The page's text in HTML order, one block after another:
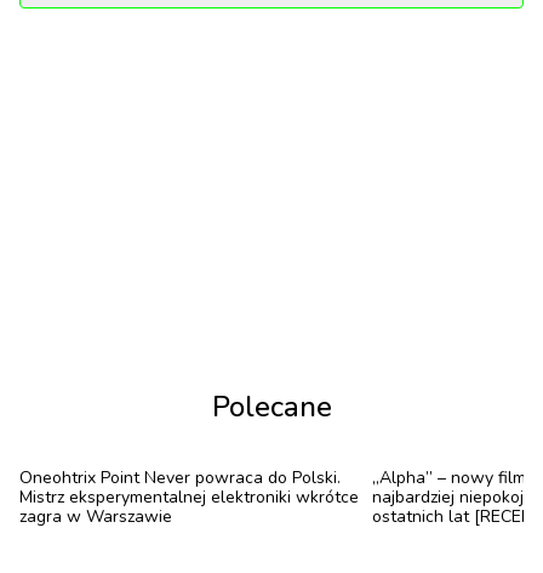
Polecane
Oneohtrix Point Never powraca do Polski.
Mistrz eksperymentalnej elektroniki wkrótce
zagra w Warszawie
„Alpha” – nowy film
najbardziej
ostatnich lat